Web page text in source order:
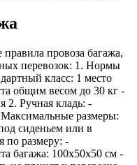
правила провоза багажа,
перевозок: 1. Нормы
класс: 1 место
общим весом до 30 кг -
2. Ручная кладь: -
размеры:
сиденьем или в
по размеру: -
багажа: 100x50x50 см -